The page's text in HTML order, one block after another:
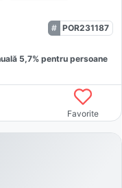
POR231187
5,7% pentru persoane
Favorite